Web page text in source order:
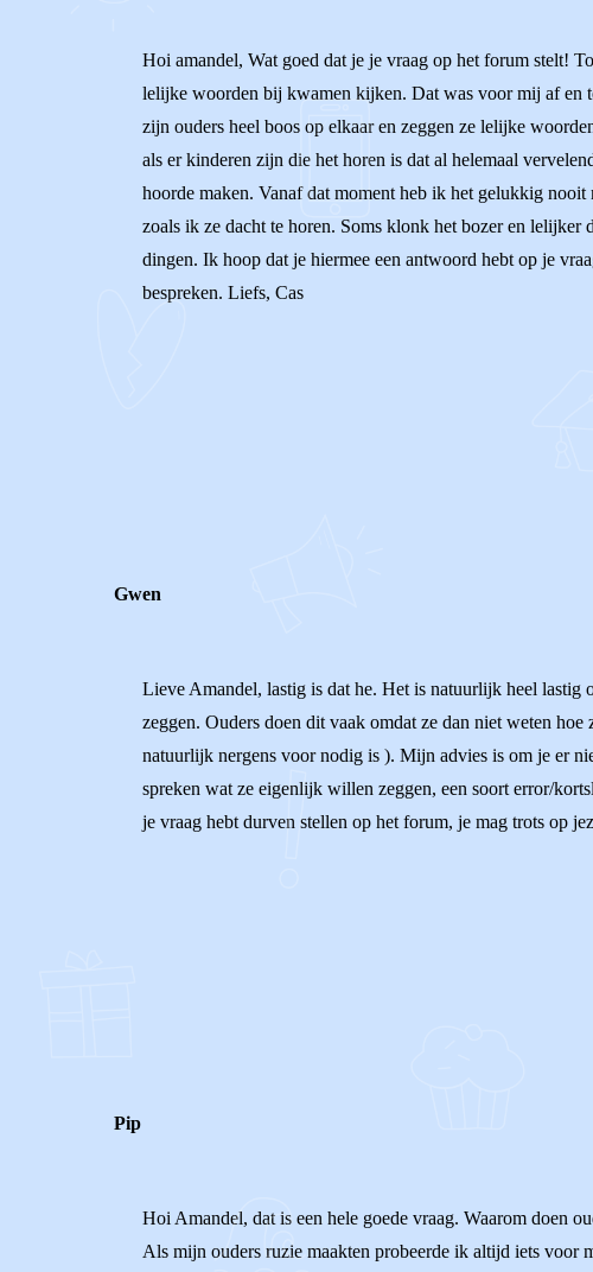
Hoi amandel, Wat goed dat je je vraag op het forum stelt!
lelijke woorden bij kwamen kijken. Dat was voor mij af en
zijn ouders heel boos op elkaar en zeggen ze lelijke
als er kinderen zijn die het horen is dat al helemaal
hoorde maken. Vanaf dat moment heb ik het gelukkig
zoals ik ze dacht te horen. Soms klonk het bozer en
dingen. Ik hoop dat je hiermee een antwoord hebt op je
bespreken. Liefs, Cas
Gwen
Lieve Amandel, lastig is dat he. Het is natuurlijk heel lastig
zeggen. Ouders doen dit vaak omdat ze dan niet weten
natuurlijk nergens voor nodig is ). Mijn advies is om je er
spreken wat ze eigenlijk willen zeggen, een soort error/
je vraag hebt durven stellen op het forum, je mag trots op
Pip
Hoi Amandel, dat is een hele goede vraag. Waarom doen
Als mijn ouders ruzie maakten probeerde ik altijd iets voor